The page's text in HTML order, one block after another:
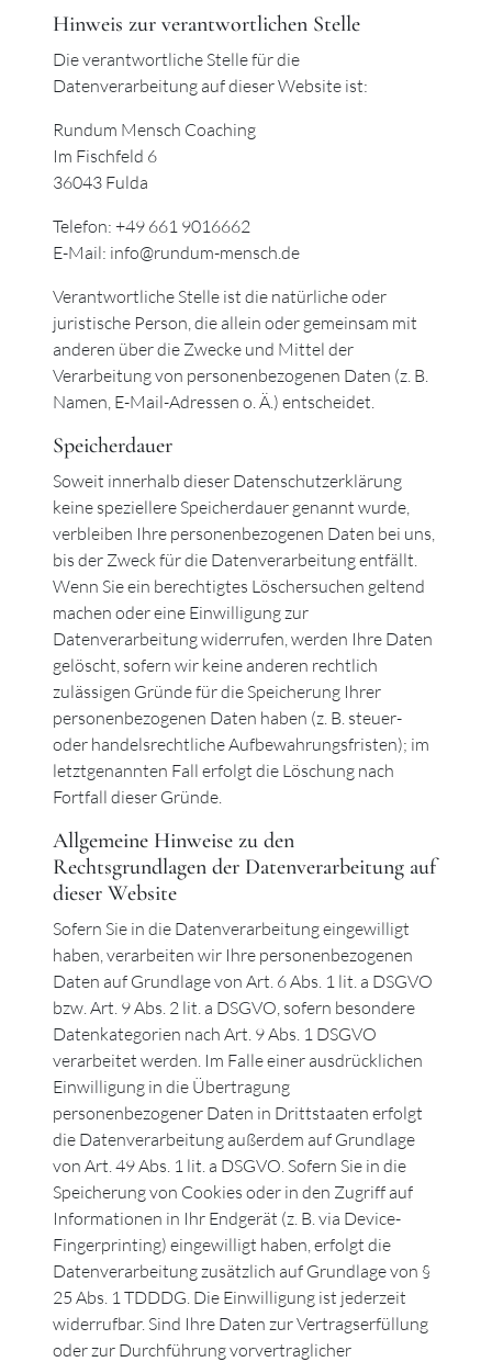
Hinweis zur verantwortlichen Stelle
Die verantwortliche Stelle für die
Datenverarbeitung auf dieser Website ist:
Rundum Mensch Coaching
Im Fischfeld 6
36043 Fulda
Telefon: +49 661 9016662
E-Mail: info@rundum-mensch.de
Verantwortliche Stelle ist die natürliche oder
juristische Person, die allein oder gemeinsam mit
anderen über die Zwecke und Mittel der
Verarbeitung von personenbezogenen Daten (z. B.
Namen, E-Mail-Adressen o. Ä.) entscheidet.
Speicherdauer
Soweit innerhalb dieser Datenschutzerklärung
keine speziellere Speicherdauer genannt wurde,
verbleiben Ihre personenbezogenen Daten bei uns,
bis der Zweck für die Datenverarbeitung entfällt.
Wenn Sie ein berechtigtes Löschersuchen geltend
machen oder eine Einwilligung zur
Datenverarbeitung widerrufen, werden Ihre Daten
gelöscht, sofern wir keine anderen rechtlich
zulässigen Gründe für die Speicherung Ihrer
personenbezogenen Daten haben (z. B. steuer-
oder handelsrechtliche Aufbewahrungsfristen); im
letztgenannten Fall erfolgt die Löschung nach
Fortfall dieser Gründe.
Allgemeine Hinweise zu den
Rechtsgrundlagen der Datenverarbeitung auf
dieser Website
Sofern Sie in die Datenverarbeitung eingewilligt
haben, verarbeiten wir Ihre personenbezogenen
Daten auf Grundlage von Art. 6 Abs. 1 lit. a DSGVO
bzw. Art. 9 Abs. 2 lit. a DSGVO, sofern besondere
Datenkategorien nach Art. 9 Abs. 1 DSGVO
verarbeitet werden. Im Falle einer ausdrücklichen
Einwilligung in die Übertragung
personenbezogener Daten in Drittstaaten erfolgt
die Datenverarbeitung außerdem auf Grundlage
von Art. 49 Abs. 1 lit. a DSGVO. Sofern Sie in die
Speicherung von Cookies oder in den Zugriff auf
Informationen in Ihr Endgerät (z. B. via Device-
Fingerprinting) eingewilligt haben, erfolgt die
Datenverarbeitung zusätzlich auf Grundlage von §
25 Abs. 1 TDDDG. Die Einwilligung ist jederzeit
widerrufbar. Sind Ihre Daten zur Vertragserfüllung
oder zur Durchführung vorvertraglicher